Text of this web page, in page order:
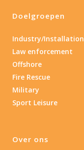
Doelgroepen
Industry/Installation
Law enforcement
Offshore
Fire Rescue
Military
Sport Leisure
Over ons